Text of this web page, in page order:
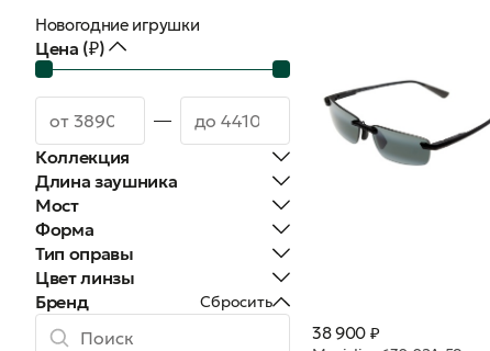
Новогодние игрушки
Цена (₽)
Коллекция
Длина заушника
Мост
Форма
Тип оправы
Цвет линзы
Бренд
Сбросить
38 900 ₽